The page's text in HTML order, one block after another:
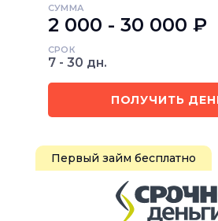
СУММА
2 000 - 30 000 ₽
СРОК
7 - 30 дн.
ПОЛУЧИТЬ
Первый займ бесплатно